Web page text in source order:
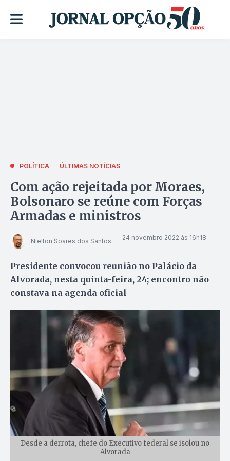
POLÍTICA ÚLTIMAS NOTÍCIAS
Com ação rejeitada por Moraes,
Bolsonaro se reúne com Forças
Armadas e ministros
Nielton Soares dos Santos 24 novembro 2022 às 16h18
Presidente convocou reunião no Palácio da
Alvorada, nesta quinta-feira, 24; encontro não
constava na agenda oficial
Desde a derrota, chefe do Executivo federal se isolou no
Alvorada